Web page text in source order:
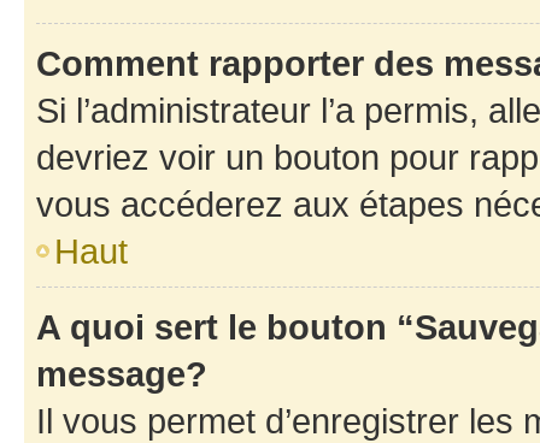
Comment rapporter des
Si l’administrateur l’a permis,
devriez voir un bouton pour
vous accéderez aux étapes
Haut
A quoi sert le bouton
message?
Il vous permet d’enregistrer